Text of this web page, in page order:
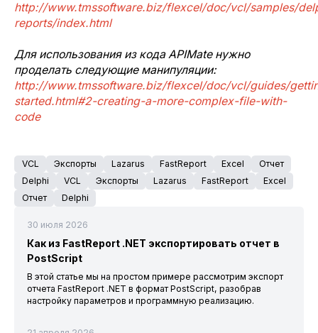
http://www.tmssoftware.biz/flexcel/doc/vcl/samples/
reports/index.html
Для использования из кода APIMate нужно
проделать следующие манипуляции:
http://www.tmssoftware.biz/flexcel/doc/vcl/guides/
started.html#2-creating-a-more-complex-file-with-
code
VCL Экспорты Lazarus FastReport Excel
Отчет
Delphi
VCL Экспорты Lazarus FastReport
Excel
Отчет
Delphi
30 июля 2026
Как из FastReport .NET экспортировать отчет в
PostScript
В этой статье мы на простом примере рассмотрим экспорт
отчета FastReport .NET в формат PostScript, разобрав
настройку параметров и программную реализацию.